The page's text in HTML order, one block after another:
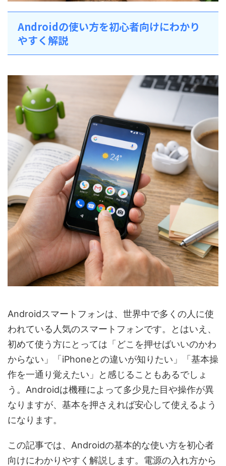
Androidの使い方を初心者向けにわかり
やすく解説
Androidスマートフォンは、世界中で多くの人に使
われている人気のスマートフォンです。とはいえ、
初めて使う方にとっては「どこを押せばいいのかわ
からない」「iPhoneとの違いが知りたい」「基本操
作を一通り覚えたい」と感じることもあるでしょ
う。Androidは機種によって多少見た目や操作が異
なりますが、基本を押さえれば安心して使えるよう
になります。
この記事では、Androidの基本的な使い方を初心者
向けにわかりやすく解説します。電源の入れ方から